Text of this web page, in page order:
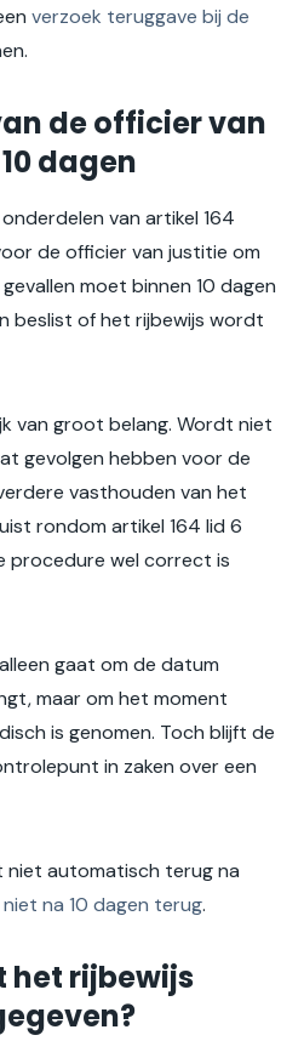
verzoek teruggave bij de
de officier van
dagen
van artikel 164
de officier van justitie om
moet binnen 10 dagen
beslist of het rijbewijs wordt
van groot belang. Wordt niet
gevolgen hebben voor de
vasthouden van het
rondom artikel 164 lid 6
procedure wel correct is
gaat om de datum
maar om het moment
is genomen. Toch blijft de
in zaken over een
niet automatisch terug na
na 10 dagen terug.
het rijbewijs